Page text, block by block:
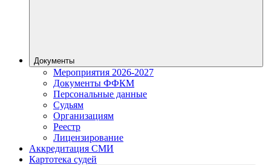
Документы
Мероприятия 2026-2027
Документы ФФКМ
Персональные данные
Судьям
Организациям
Реестр
Лицензирование
Аккредитация СМИ
Картотека судей